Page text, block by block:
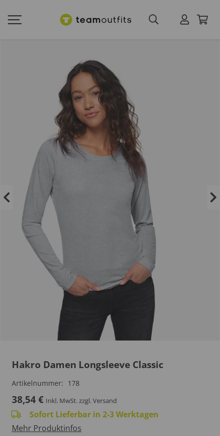
Hakro Damen Longsleeve Classic
Artikelnummer: 178
38,54€ Inkl. MwSt.zzgl. Versand
Sofort Lieferbar in 2-3 Werktagen
Mehr Produktinfos